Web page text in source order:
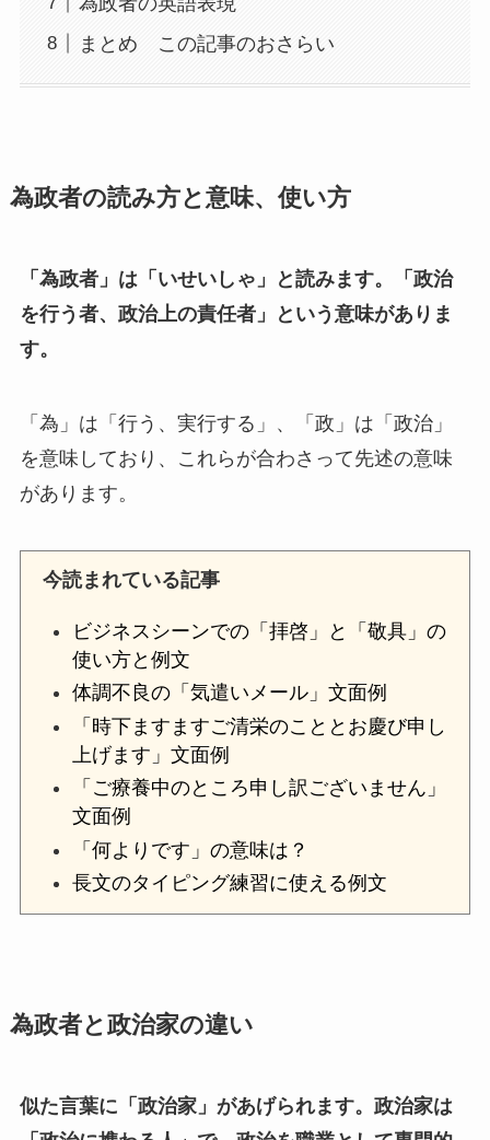
まとめ この記事のおさらい
為政者の読み方と意味、使い方
「為政者」は「いせいしゃ」と読みます。「政治
を行う者、政治上の責任者」という意味がありま
す。
「為」は「行う、実行する」、「政」は「政治」
を意味しており、これらが合わさって先述の意味
があります。
今読まれている記事
ビジネスシーンでの「拝啓」と「敬具」の
使い方と例文
体調不良の「気遣いメール」文面例
「時下ますますご清栄のこととお慶び申し
上げます」文面例
「ご療養中のところ申し訳ございません」
文面例
「何よりです」の意味は？
長文のタイピング練習に使える例文
為政者と政治家の違い
似た言葉に「政治家」があげられます。政治家は